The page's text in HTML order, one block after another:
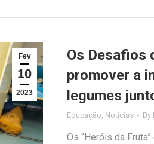
Fev
10
2023
Os Desafios
promover a
legumes
Educação, Notícias By
Os “Heróis da